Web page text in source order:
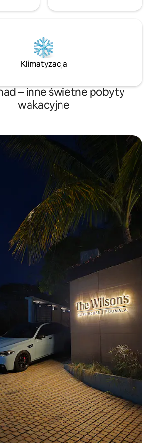
Klimatyzacja
– inne świetne pobyty
wakacyjne